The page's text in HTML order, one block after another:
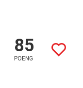
85
POENG